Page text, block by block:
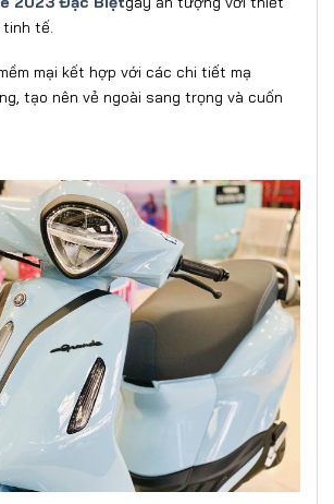
tế.
mại kết hợp với các chi tiết mạ
tạo nên vẻ ngoài sang trọng và cuốn